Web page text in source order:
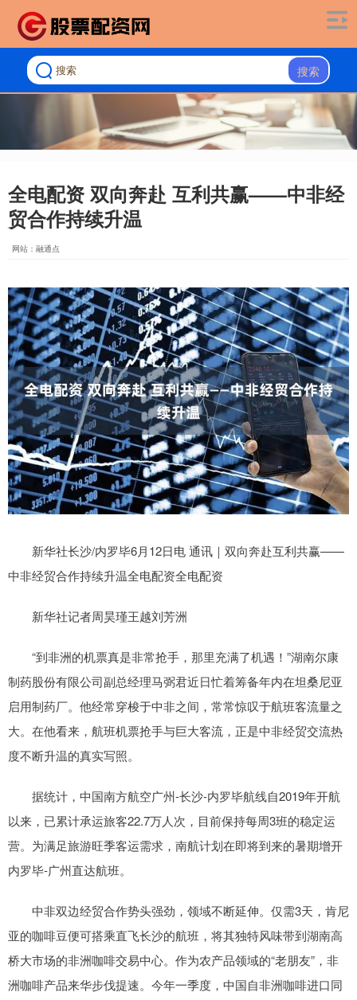
搜索
全电配资 双向奔赴 互利共赢——中非经
贸合作持续升温
网站：融通点
新华社长沙/内罗毕6月12日电 通讯｜双向奔赴互利共赢——
中非经贸合作持续升温全电配资全电配资
新华社记者周昊瑾王越刘芳洲
“到非洲的机票真是非常抢手，那里充满了机遇！”湖南尔康
制药股份有限公司副总经理马弼君近日忙着筹备年内在坦桑尼亚
启用制药厂。他经常穿梭于中非之间，常常惊叹于航班客流量之
大。在他看来，航班机票抢手与巨大客流，正是中非经贸交流热
度不断升温的真实写照。
据统计，中国南方航空广州-长沙-内罗毕航线自2019年开航
以来，已累计承运旅客22.7万人次，目前保持每周3班的稳定运
营。为满足旅游旺季客运需求，南航计划在即将到来的暑期增开
内罗毕-广州直达航班。
中非双边经贸合作势头强劲，领域不断延伸。仅需3天，肯尼
亚的咖啡豆便可搭乘直飞长沙的航班，将其独特风味带到湖南高
桥大市场的非洲咖啡交易中心。作为农产品领域的“老朋友”，非
洲咖啡产品来华步伐提速。今年一季度，中国自非洲咖啡进口同